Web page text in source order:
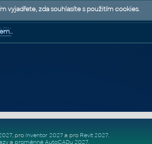
, pro Inventor 2027a pro Revit 2027.
a proměnné AutoCADu 2027.
vyjadřete, zda souhlasíte s použitím cookies.
.